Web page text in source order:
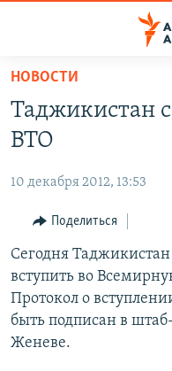
Вернуться
основному
содержанию
навигации
Вернутся
поиску
УЗБЕКИСТАН
ТАДЖИКИСТАН
НОВОСТИ
НА ДРУГИХ ЯЗЫКАХ
ҚАЗАҚША
КЫРГЫЗЧА
ЎЗБЕКЧА
ТОҶИКӢ
TÜRKMENÇE
Все сайты РСЕ/РС
НОВОСТИ
Таджикистан
ВТО
10 декабря 2012, 13:53
Поделиться
Сегодня
вступить во
Протокол о
быть подписан в
Женеве.